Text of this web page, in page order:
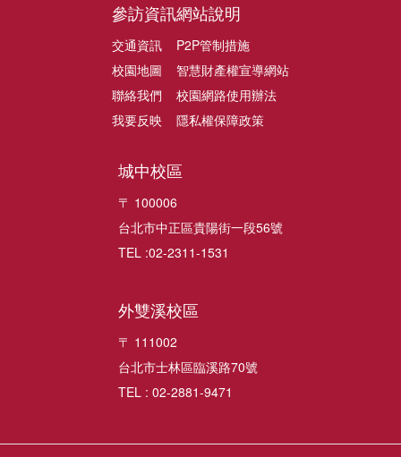
參訪資訊
交通資訊
校園地圖
聯絡我們
我要反映
網站說明
P2P管制措施
智慧財產權宣導網站
校園網路使用辦法
隱私權保障政策
城中校區
〒 100006
台北市中正區貴陽街一段56號
TEL :02-2311-1531
外雙溪校區
〒 111002
台北市士林區臨溪路70號
TEL : 02-2881-9471